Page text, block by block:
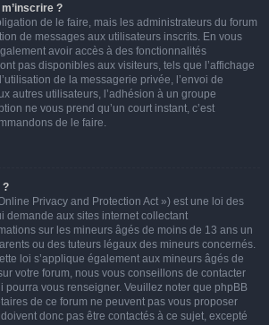
?
de le faire, mais les administrateurs du forum
de messages aux utilisateurs inscrits. En vous
avoir accès à des fonctionnalités
pas disponibles aux visiteurs, tels que l’affichage
de la messagerie privée, l’envoi de
autres utilisateurs, l’adhésion à un groupe
ne vous prend qu’un court instant, c’est
de le faire.
?
Privacy and Protection Act ») est une loi des
demande aux sites internet collectant
sur les mineurs âgés de moins de 13 ans un
ou des tuteurs légaux des mineurs concernés.
loi s’applique également aux mineurs âgés de
votre forum, nous vous conseillons de contacter
pourra vous renseigner. Veuillez noter que phpBB
de ce forum ne peuvent pas vous proposer
donc pas être contactés à ce sujet, excepté